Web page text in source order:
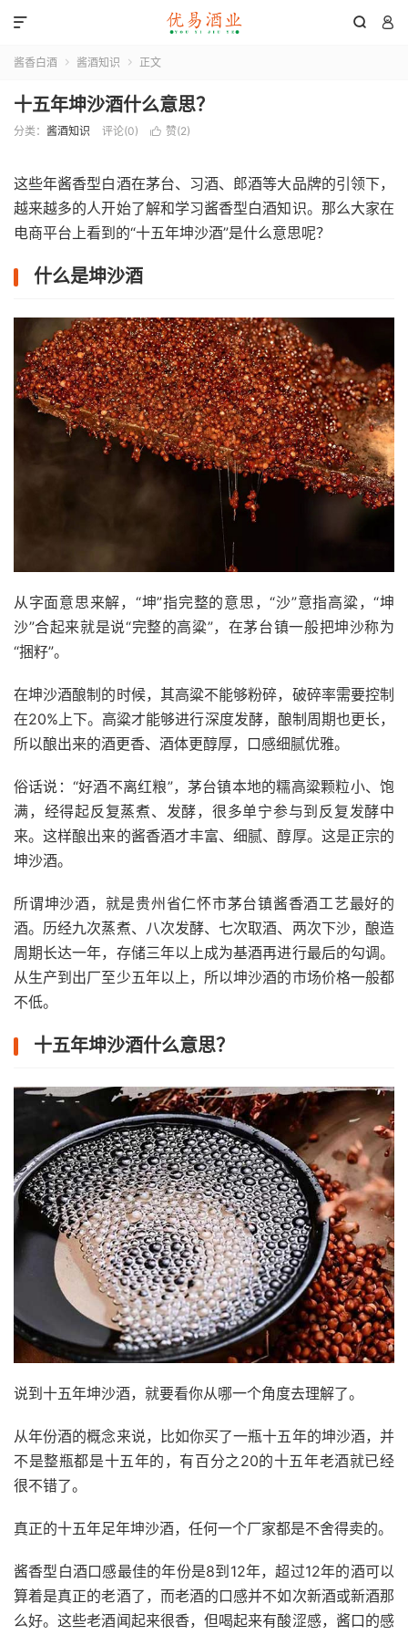
 

酱香白酒  酱酒知识  正文
十五年坤沙酒什么意思？
分类： 酱酒知识 评论(0)  赞(2)
这些年酱香型白酒在茅台、习酒、郎酒等大品牌的引领下，
越来越多的人开始了解和学习酱香型白酒知识。那么大家在
电商平台上看到的“十五年坤沙酒”是什么意思呢？
什么是坤沙酒
从字面意思来解，“坤”指完整的意思，“沙”意指高粱，“坤
沙”合起来就是说“完整的高粱”，在茅台镇一般把坤沙称为
“捆籽”。
在坤沙酒酿制的时候，其高粱不能够粉碎，破碎率需要控制
在20%上下。高粱才能够进行深度发酵，酿制周期也更长，
所以酿出来的酒更香、酒体更醇厚，口感细腻优雅。
俗话说：“好酒不离红粮”，茅台镇本地的糯高粱颗粒小、饱
满，经得起反复蒸煮、发酵，很多单宁参与到反复发酵中
来。这样酿出来的酱香酒才丰富、细腻、醇厚。这是正宗的
坤沙酒。
所谓坤沙酒，就是贵州省仁怀市茅台镇酱香酒工艺最好的
酒。历经九次蒸煮、八次发酵、七次取酒、两次下沙，酿造
周期长达一年，存储三年以上成为基酒再进行最后的勾调。
从生产到出厂至少五年以上，所以坤沙酒的市场价格一般都
不低。
十五年坤沙酒什么意思？
说到十五年坤沙酒，就要看你从哪一个角度去理解了。
从年份酒的概念来说，比如你买了一瓶十五年的坤沙酒，并
不是整瓶都是十五年的，有百分之20的十五年老酒就已经
很不错了。
真正的十五年足年坤沙酒，任何一个厂家都是不舍得卖的。
酱香型白酒口感最佳的年份是8到12年，超过12年的酒可以
算着是真正的老酒了，而老酒的口感并不如次新酒或新酒那
么好。这些老酒闻起来很香，但喝起来有酸涩感，酱口的感